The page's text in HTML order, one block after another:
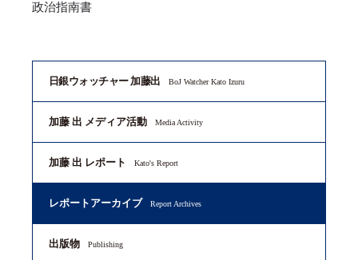
政治指南書
日銀ウォッチャー 加藤出 BoJ Watcher Kato Izuru
加藤 出 メディア活動 Media Activity
加藤 出 レポート Kato's Report
レポートアーカイブ Report Archives
出版物 Publishing